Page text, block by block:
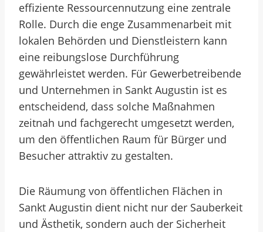
effiziente Ressourcennutzung eine zentrale
Rolle. Durch die enge Zusammenarbeit mit
lokalen Behörden und Dienstleistern kann
eine reibungslose Durchführung
gewährleistet werden. Für Gewerbetreibende
und Unternehmen in Sankt Augustin ist es
entscheidend, dass solche Maßnahmen
zeitnah und fachgerecht umgesetzt werden,
um den öffentlichen Raum für Bürger und
Besucher attraktiv zu gestalten.
Die Räumung von öffentlichen Flächen in
Sankt Augustin dient nicht nur der Sauberkeit
und Ästhetik, sondern auch der Sicherheit